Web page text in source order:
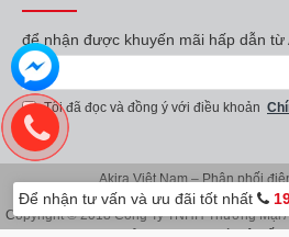
để nhận được khuyến mãi hấp dẫn từ
Tôi đã đọc và đồng ý với điều khoản
Akira Việt Nam – Phân phối
Copyright © 2018 Công Ty TNHH Thương Mại
Để nhận tư vấn và ưu đãi tốt nhất